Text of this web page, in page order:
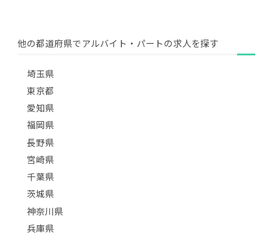
他の都道府県でアルバイト・パートの求人を探す
埼玉県
東京都
愛知県
福岡県
長野県
宮崎県
千葉県
茨城県
神奈川県
兵庫県